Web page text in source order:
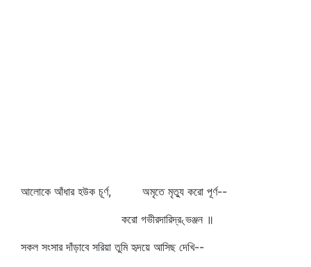
আলোকে আঁধার হউক চূর্ণ, অমৃতে মৃত্যু করো পূর্ণ--
করো গভীরদারিদ্র৻ভঞ্জন ॥
সকল সংসার দাঁড়াবে সরিয়া তুমি হৃদয়ে আসিছ দেখি--